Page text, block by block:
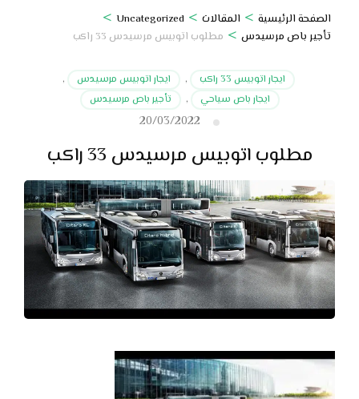
الصفحة الرئيسية > المقالات >
Uncategorized
>
تأجير باص مرسيدس > مطلوب اتوبيس مرسيدس 33 راكب
ايجار اتوبيس 33 راكب , ايجار اتوبيس مرسيدس
,
ايجار باص سياحي
, تأجير باص مرسيدس
20/03/2022
مطلوب اتوبيس مرسيدس 33 راكب